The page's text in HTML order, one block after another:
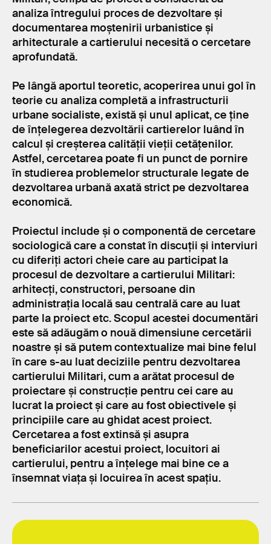
analiza întregului proces de dezvoltare și
documentarea moștenirii urbanistice și
arhitecturale a cartierului necesită o cercetare
aprofundată.
Pe lângă aportul teoretic, acoperirea unui gol în
teorie cu analiza completă a infrastructurii
urbane socialiste, există și unul aplicat, ce ține
de înțelegerea dezvoltării cartierelor luând în
calcul și creșterea calității vieții cetățenilor.
Astfel, cercetarea poate fi un punct de pornire
în studierea problemelor structurale legate de
dezvoltarea urbană axată strict pe dezvoltarea
economică.
Proiectul include și o componentă de cercetare
sociologică care a constat în discuții și interviuri
cu diferiți actori cheie care au participat la
procesul de dezvoltare a cartierului Militari:
arhitecți, constructori, persoane din
administrația locală sau centrală care au luat
parte la proiect etc. Scopul acestei documentări
este să adăugăm o nouă dimensiune cercetării
noastre și să putem contextualize mai bine felul
în care s-au luat deciziile pentru dezvoltarea
cartierului Militari, cum a arătat procesul de
proiectare și construcție pentru cei care au
lucrat la proiect și care au fost obiectivele și
principiile care au ghidat acest proiect.
Cercetarea a fost extinsă și asupra
beneficiarilor acestui proiect, locuitori ai
cartierului, pentru a înțelege mai bine ce a
însemnat viața și locuirea în acest spațiu.